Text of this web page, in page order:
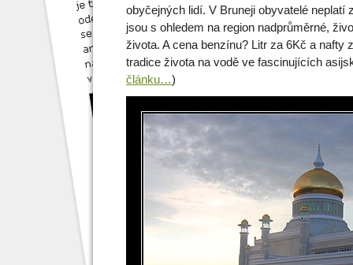
obyčejných lidí. V Bruneji obyvatelé neplatí
jsou s ohledem na region nadprůměrné,
života. A cena benzínu? Litr za 6Kč a nafty
tradice života na vodě ve fascinujících
článku…)